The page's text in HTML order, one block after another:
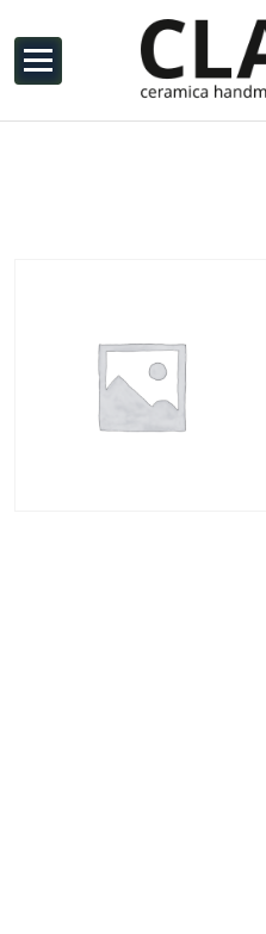
contenuto